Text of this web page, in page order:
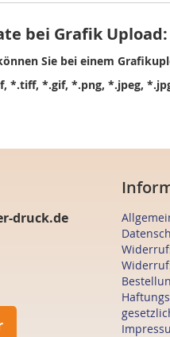
bei Grafik Upload:
Sie bei einem
*.tiff, *.gif, *.png, *.jpeg,
druck.de